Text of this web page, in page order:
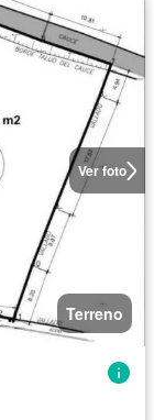
Ver foto
Terreno